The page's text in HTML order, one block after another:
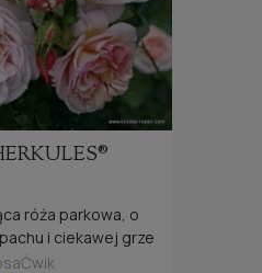
róża parkowa, o
i ciekawej grze
barw.